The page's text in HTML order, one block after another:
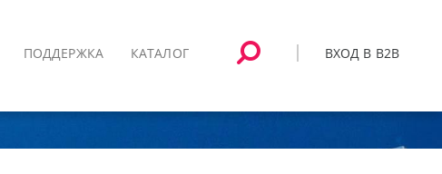
ВХОД В B2B
ПОДДЕРЖКА КАТАЛОГ